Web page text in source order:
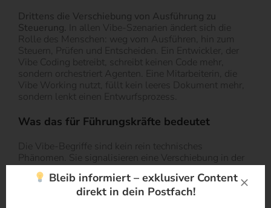
Drittens die Verschiebung von Ausführung zu
Steuerung. In allen Vibe-Szenarien ändert sich die
Rolle des Menschen: weg vom Ausführen, hin zum
Steuern, Prüfen und Entscheiden. Ein Entwickler, der
Vibe Coding betreibt, schreibt keinen Code mehr,
sondern orchestriert Agenten. Eine Mitarbeiterin, die
Vibe Working nutzt, füllt kein leeres Dokument mehr,
sondern lenkt einen Entwurfsprozess.
Was das für Führungskräfte bedeutet
Die Vibe-Begriffe sind kein rein technisches
Phänomen. Sie signalisieren eine Verschiebung in der
Arbeitswelt, die Führungskräfte aus mehreren Gründen
ernst nehmen sollten.
Bleib informiert – exklusiver Content
direkt in dein Postfach!